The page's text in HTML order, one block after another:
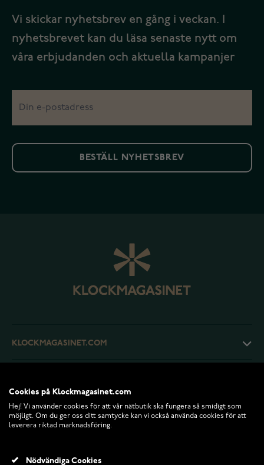
Vi skickar nyhetsbrev en gång i veckan. I
nyhetsbrevet kan du läsa senaste nytt om
våra erbjudanden och aktuella kampanjer
BESTÄLL NYHETSBREV
KLOCKMAGASINET.COM
RETURER OCH VILLKOR
Cookies på Klockmagasinet.com
Hej! Vi använder cookies för att vår nätbutik ska fungera så smidigt som
möjligt. Om du ger oss ditt samtycke kan vi också använda cookies för att
leverera riktad marknadsföring.
Nödvändiga Cookies